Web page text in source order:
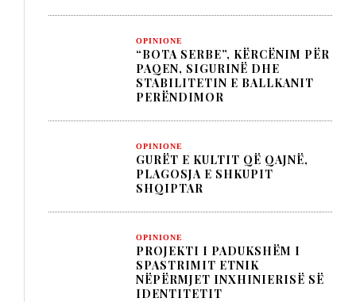
OPINIONE
“BOTA SERBE”, KËRCËNIM PËR
PAQEN, SIGURINË DHE
STABILITETIN E BALLKANIT
PERËNDIMOR
OPINIONE
GURËT E KULTIT QË QAJNË,
PLAGOSJA E SHKUPIT
SHQIPTAR
OPINIONE
PROJEKTI I PADUKSHËM I
SPASTRIMIT ETNIK
NËPËRMJET INXHINIERISË SË
IDENTITETIT